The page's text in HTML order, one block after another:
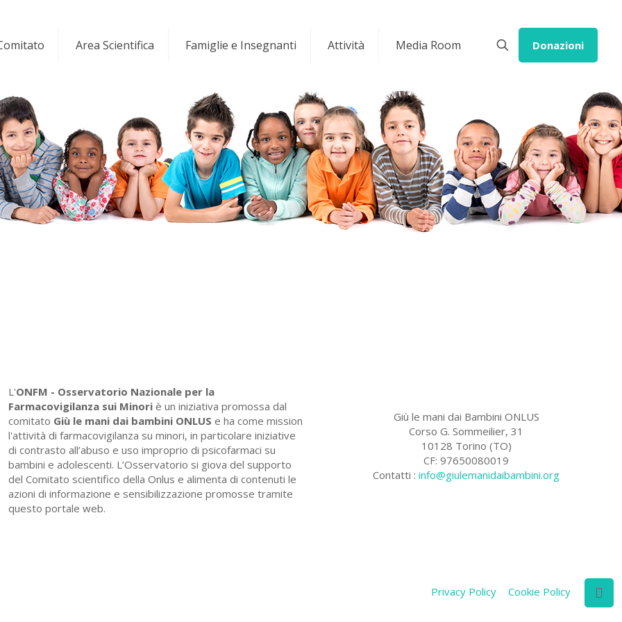
Area Scientifica Famiglie e Insegnanti Attività Media Room Donazioni
L'ONFM - Osservatorio Nazionale per la
Farmacovigilanza sui Minori è un iniziativa promossa dal
comitato Giù le mani dai bambini ONLUS e ha come mission
l'attività di farmacovigilanza su minori, in particolare iniziative
di contrasto all’abuso e uso improprio di psicofarmaci su
bambini e adolescenti. L’Osservatorio si giova del supporto
del Comitato scientifico della Onlus e alimenta di contenuti le
azioni di informazione e sensibilizzazione promosse tramite
questo portale web.
Giù le mani dai Bambini ONLUS
Corso G. Sommeilier, 31
10128 Torino (TO)
CF: 97650080019
Contatti :info@giulemanidaibambini.org
Privacy Policy Cookie Policy